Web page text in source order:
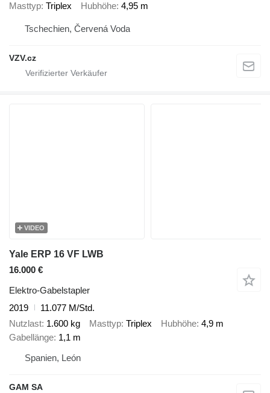
Masttyp Triplex Hubhöhe 4,95 m
Tschechien, Červená Voda
VZV.cz
VIDEO
Yale ERP 16 VF LWB
16.000 €
Elektro-Gabelstapler
2019
11.077 M/Std.
Nutzlast 1.600 kg Masttyp Triplex Hubhöhe 4,9 m
Gabellänge 1,1 m
Spanien, León
GAM SA